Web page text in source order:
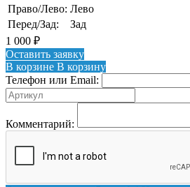
Право/Лево: Лево
Перед/Зад:
Зад
1 000 ₽
Оставить заявку
В корзине В корзину
Телефон или Email:
Комментарий: